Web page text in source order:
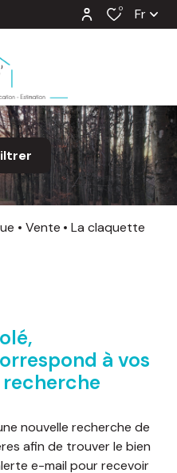
0 Fr
Vente
La claquette
à vos
nouvelle recherche de
afin de trouver le bien
e-mail pour recevoir